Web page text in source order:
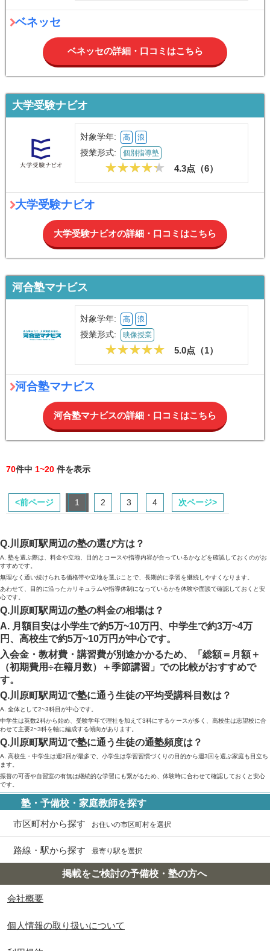
ベネッセ
ベネッセの詳細・口コミはこちら
大学受験ナビオ
対象学年: 高 浪
授業形式: 個別指導塾
4.3点（6）
大学受験ナビオ
大学受験ナビオの詳細・口コミはこちら
河合塾マナビス
対象学年: 高 浪
授業形式: 映像授業
5.0点（1）
河合塾マナビス
河合塾マナビスの詳細・口コミはこちら
70件中 1~20 件を表示
<前ページ 1 2 3 4 次ページ>
Q.川原町駅周辺の塾の選び方は？
A. 塾を選ぶ際は、料金や立地、目的とコースや指導内容が合っているかなどを確認しておくのがお
すすめです。
無理なく通い続けられる価格帯や立地を選ぶことで、長期的に学習を継続しやすくなります。
あわせて、目的に沿ったカリキュラムや指導体制になっているかを体験や面談で確認しておくと安
心です。
Q.川原町駅周辺の塾の料金の相場は？
A. 月額目安は小学生で約5万~10万円、中学生で約3万~4万
円、高校生で約5万~10万円が中心です。
入会金・教材費・講習費が別途かかるため、「総額＝月額＋
（初期費用÷在籍月数）＋季節講習」での比較がおすすめで
す。
Q.川原町駅周辺で塾に通う生徒の平均受講科目数は？
A. 全体として2~3科目が中心です。
中学生は英数2科から始め、受験学年で理社を加えて3科にするケースが多く、高校生は志望校に合
わせて主要2~3科を軸に編成する傾向があります。
Q.川原町駅周辺で塾に通う生徒の通塾頻度は？
A. 高校生・中学生は週2回が最多で、小学生は学習習慣づくりの目的から週3回を選ぶ家庭も目立ち
ます。
振替の可否や自習室の有無は継続的な学習にも繋がるため、体験時に合わせて確認しておくと安心
です。
塾・予備校・家庭教師を探す
市区町村から探す お住いの市区町村を選択
路線・駅から探す 最寄り駅を選択
掲載をご検討の予備校・塾の方へ
会社概要
個人情報の取り扱いについて